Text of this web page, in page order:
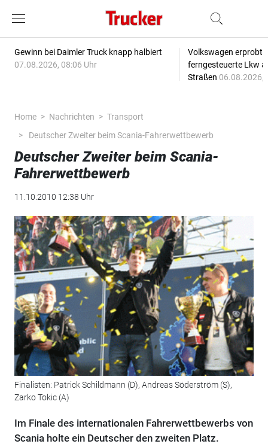
Gewinn bei Daimler Truck knapp halbiert
07.08.2026, 08:06 Uhr
Volkswagen erprobt
ferngesteuerte Lkw
Straßen 06.08.2026,
Home Nachrichten
Transport
Deutscher Zweiter beim Scania-Fahrerwettbewerb
Deutscher Zweiter beim Scania-
Fahrerwettbewerb
11.10.2010 12:38 Uhr
Finalisten: Patrick Schildmann (D), Andreas Söderström (S),
Zarko Tokic (A)
Im Finale des internationalen Fahrerwettbewerbs von
Scania holte ein Deutscher den zweiten Platz.